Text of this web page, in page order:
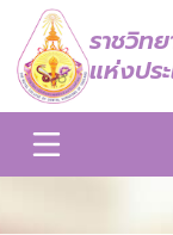
ราชวิท
แห่งปร